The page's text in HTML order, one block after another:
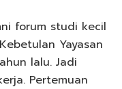
forum studi kecil
Yayasan
lalu. Jadi
Pertemuan